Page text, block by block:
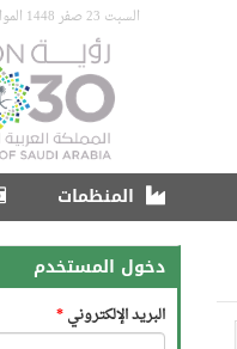
السبت 23 صفر 1448 الموافق أغسطس 8, 2026
المنظمات
دخول المستخدم
البريد الإلكتروني*